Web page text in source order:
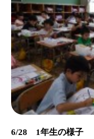
6/28 1年生の様子